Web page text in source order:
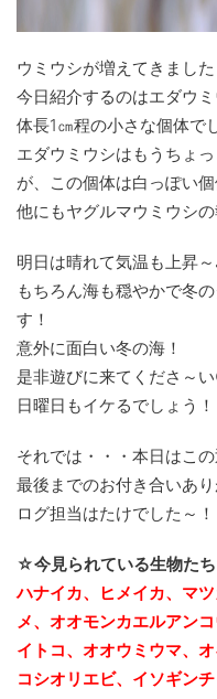
ウミウシが増えてきました
今日紹介するのはエダウ
体長1㎝程の小さな個体で
エダウミウシはもうちょ
が、この個体は白っぽい
他にもヤグルマウミウシ
明日は晴れて気温も上昇
もちろん海も穏やかで冬
す！
意外に面白い冬の海！
是非遊びに来てくださ～
日曜日もイケるでしょう！
それでは・・・本日はこの
最後までのお付き合いあり
ログ担当はたけでした～
☆今見られている生物た
ハナイカ、ヒメイカ、マ
メ、オオモンカエルアン
イトコ、オオウミウマ、
コシオリエビ、イソギン